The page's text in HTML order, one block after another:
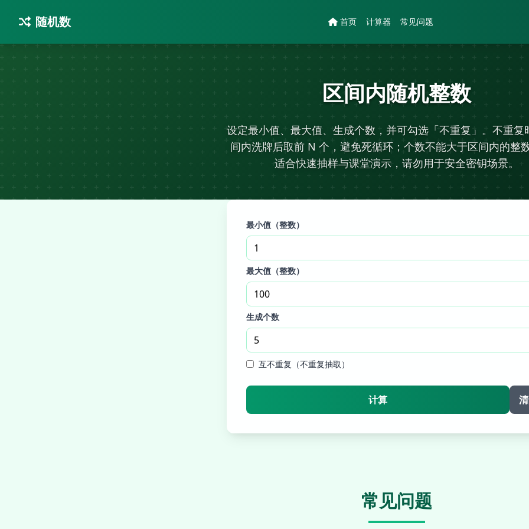
随机数 首页 计算器 常见问题
区间内随机整数
设定最小值、最大值、生成个数，并可勾选「不重复」。不重复
间内洗牌后取前 N 个，避免死循环；个数不能大于区间内的整
适合快速抽样与课堂演示，请勿用于安全密钥场景。
最小值（整数）
最大值（整数）
生成个数
互不重复（不重复抽取）
计算
常见问题